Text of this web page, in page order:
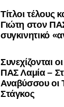
Τίτλοι τέλους
Γιώτη στον
συγκινητικό
Συνεχίζονται
ΠΑΣ Λαμία –
Αναβύσσου οι
Στάγκος